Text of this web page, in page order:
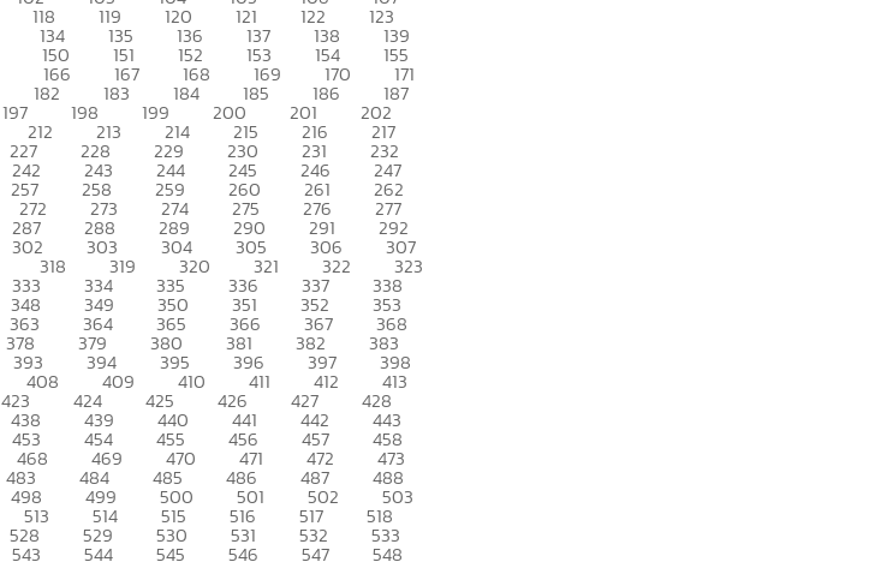
118 119 120 121 122 123
134 135 136 137 138 139
150 151 152 153 154 155
166 167 168 169 170 171
182 183 184 185 186 187
197 198 199 200 201 202
212 213 214 215 216 217
227 228 229 230 231 232
242 243 244 245 246 247
257 258 259 260 261 262
272 273 274 275 276 277
287 288 289 290 291 292
302 303 304 305 306 307
318 319 320 321 322 323
333 334 335 336 337 338
348 349 350 351 352 353
363 364 365 366 367 368
378 379 380 381 382 383
393 394 395 396 397 398
408 409 410 411 412 413
423 424 425 426 427 428
438 439 440 441 442 443
453 454 455 456 457 458
468 469 470 471 472 473
483 484 485 486 487 488
498 499 500 501 502 503
513 514 515 516 517 518
528 529 530 531 532 533
543 544 545 546 547 548